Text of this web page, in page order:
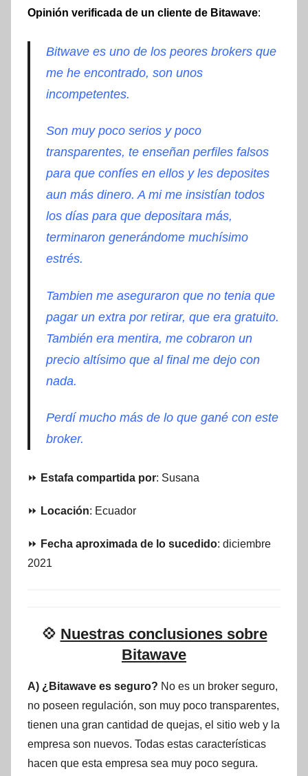
Opinión verificada de un cliente de Bitawave:
Bitwave es uno de los peores brokers que
me he encontrado, son unos
incompetentes.
Son muy poco serios y poco
transparentes, te enseñan perfiles falsos
para que confíes en ellos y les deposites
aun más dinero. A mi me insistían todos
los días para que depositara más,
terminaron generándome muchísimo
estrés.
Tambien me aseguraron que no tenia que
pagar un extra por retirar, que era gratuito.
También era mentira, me cobraron un
precio altísimo que al final me dejo con
nada.
Perdí mucho más de lo que gané con este
broker.
⏩ Estafa compartida por: Susana
⏩ Locación: Ecuador
⏩ Fecha aproximada de lo sucedido: diciembre
2021
💠 Nuestras conclusiones sobre
Bitawave
A) ¿Bitawave es seguro? No es un broker seguro,
no poseen regulación, son muy poco transparentes,
tienen una gran cantidad de quejas, el sitio web y la
empresa son nuevos. Todas estas características
hacen que esta empresa sea muy poco segura.